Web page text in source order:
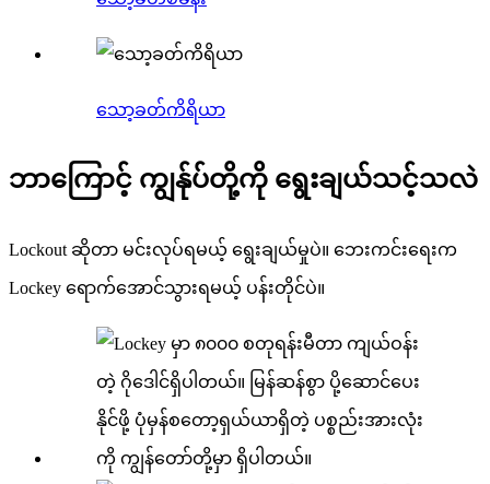
သော့ခတ်ကိရိယာ
ဘာကြောင့် ကျွန်ုပ်တို့ကို ရွေးချယ်သင့်သလဲ
Lockout ဆိုတာ မင်းလုပ်ရမယ့် ရွေးချယ်မှုပဲ။ ဘေးကင်းရေးက
Lockey ရောက်အောင်သွားရမယ့် ပန်းတိုင်ပဲ။